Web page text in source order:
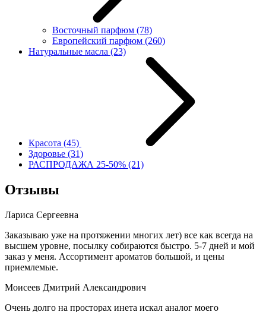
Восточный парфюм (78)
Европейский парфюм (260)
Натуральные масла (23)
Красота (45)
Здоровье (31)
РАСПРОДАЖА 25-50% (21)
Отзывы
Лариса Сергеевна
Заказываю уже на протяжении многих лет) все как всегда на
высшем уровне, посылку собираются быстро. 5-7 дней и мой
заказ у меня. Ассортимент ароматов большой, и цены
приемлемые.
Моисеев Дмитрий Александрович
Очень долго на просторах инета искал аналог моего